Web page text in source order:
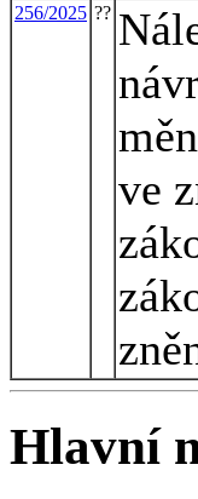
256/2025 ??
ve
Hlavní